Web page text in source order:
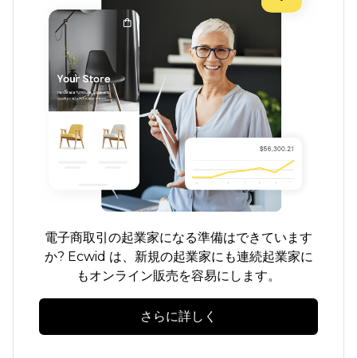
電子商取引の起業家になる準備はできています
か? Ecwid は、新規の起業家にも連続起業家に
もオンライン販売を容易にします。
さらに詳しく